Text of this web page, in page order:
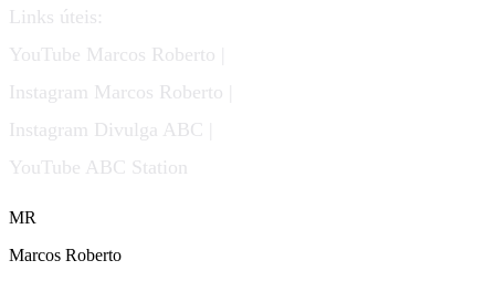
Links úteis:
YouTube Marcos Roberto |
Instagram Marcos Roberto |
Instagram Divulga ABC |
YouTube ABC Station
MR
Marcos Roberto